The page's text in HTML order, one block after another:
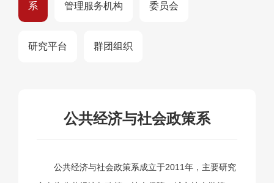
系 管理服务机构 委员会
研究平台 群团组织
公共经济与社会政策系
公共经济与社会政策系成立于2011年，主要研究